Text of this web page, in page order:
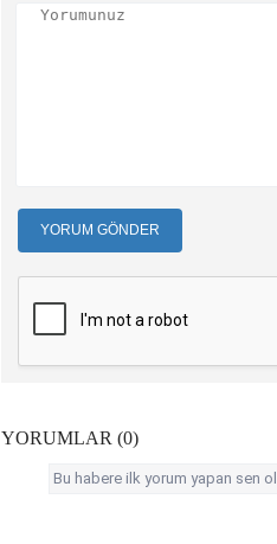
YORUM GÖNDER
YORUMLAR (0)
Bu habere ilk yorum yapan sen ol.